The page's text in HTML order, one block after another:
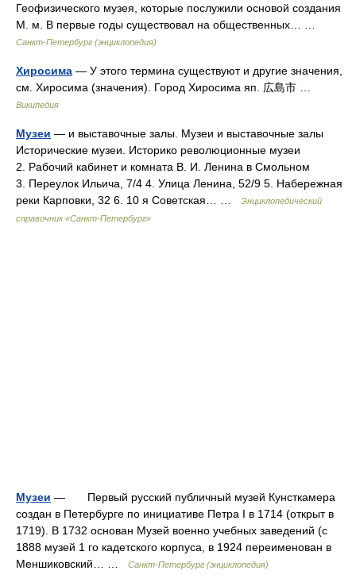
Геофизического музея, которые послужили основой создания
М. м. В первые годы существовал на общественных… …
Санкт-Петербург (энциклопедия)
Хиросима — У этого термина существуют и другие значения,
см. Хиросима (значения). Город Хиросима яп. 広島市 …
Википедия
Музеи — и выставочные залы. Музеи и выставочные залы
Исторические музеи. Историко революционные музеи
2. Рабочий кабинет и комната В. И. Ленина в Смольном
3. Переулок Ильича, 7/4 4. Улица Ленина, 52/9 5. Набережная
реки Карповки, 32 6. 10 я Советская… …
Энциклопедический
справочник «Санкт-Петербург»
Музеи — Первый русский публичный музей Кунсткамера
создан в Петербурге по инициативе Петра I в 1714 (открыт в
1719). В 1732 основан Музей военно учебных заведений (с
1888 музей 1 го кадетского корпуса, в 1924 переименован в
Меншиковский… …
Санкт-Петербург (энциклопедия)